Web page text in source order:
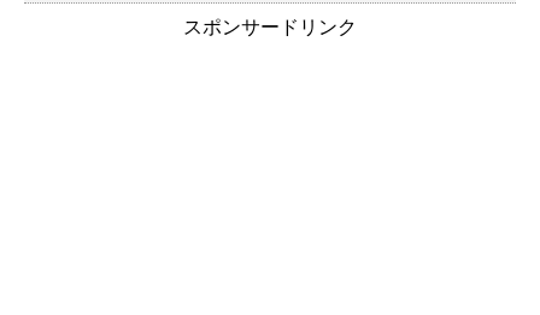
スポンサードリンク